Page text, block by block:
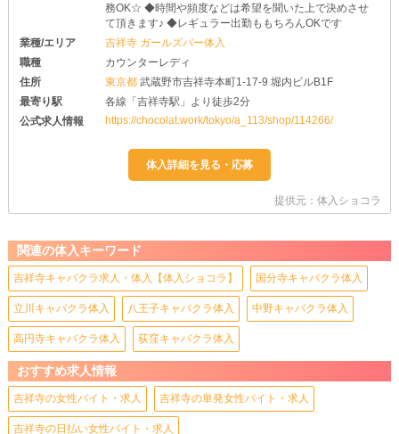
務OK☆ ◆時間や頻度などは希望を聞いた上で決めさせ
て頂きます♪ ◆レギュラー出勤ももちろんOKです
業種/エリア
吉祥寺 ガールズバー体入
職種
カウンターレディ
住所
東京都武蔵野市吉祥寺本町1-17-9 堀内ビルB1F
最寄り駅
各線「吉祥寺駅」より徒歩2分
公式求人情報
https://chocolat.work/tokyo/a_113/shop/114266/
提供元：体入ショコラ
関連の体入キーワード
吉祥寺キャバクラ求人・体入【体入ショコラ】 国分寺キャバクラ体入
立川キャバクラ体入 八王子キャバクラ体入 中野キャバクラ体入
高円寺キャバクラ体入 荻窪キャバクラ体入
おすすめ求人情報
吉祥寺の女性バイト・求人 吉祥寺の単発女性バイト・求人
吉祥寺の日払い女性バイト・求人